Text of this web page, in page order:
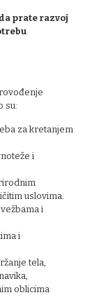
prate razvoj
su:
za kretanjem
i
uslovima:
i
i
tela,
oblicima